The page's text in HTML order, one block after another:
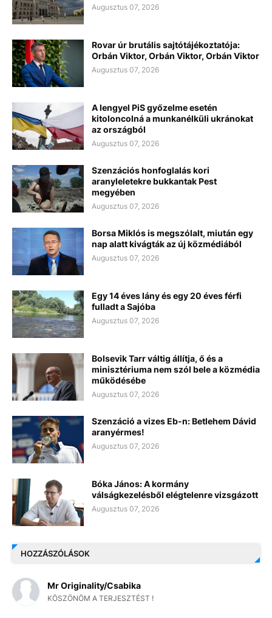
Augusztus 07, 2026
Rovar úr brutális sajtótájékoztatója:
Orbán Viktor, Orbán Viktor, Orbán Viktor
Augusztus 07, 2026
A lengyel PiS győzelme esetén
kitoloncolná a munkanélküli ukránokat
az országból
Augusztus 07, 2026
Szenzációs honfoglalás kori
aranyleletekre bukkantak Pest
megyében
Augusztus 07, 2026
Borsa Miklós is megszólalt, miután egy
nap alatt kivágták az új közmédiából
Augusztus 07, 2026
Egy 14 éves lány és egy 20 éves férfi
fulladt a Sajóba
Augusztus 07, 2026
Bolsevik Tarr váltig állítja, ő és a
minisztériuma nem szól bele a közmédia
működésébe
Augusztus 07, 2026
Szenzáció a vizes Eb-n: Betlehem Dávid
aranyérmes!
Augusztus 07, 2026
Bóka János: A kormány
válságkezelésből elégtelenre vizsgázott
Augusztus 07, 2026
HOZZÁSZÓLÁSOK
Mr Originality/Csabika
KÖSZÖNÖM A TERJESZTÉST !